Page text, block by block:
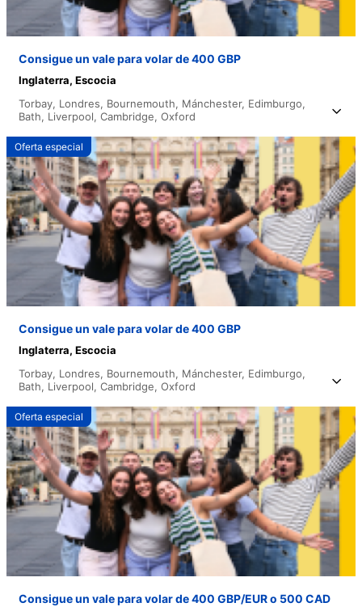
Consigue un vale para volar de 400 GBP
Inglaterra, Escocia
Torbay, Londres, Bournemouth, Mánchester, Edimburgo,
Bath, Liverpool, Cambridge, Oxford
Oferta especial
Consigue un vale para volar de 400 GBP
Inglaterra, Escocia
Torbay, Londres, Bournemouth, Mánchester, Edimburgo,
Bath, Liverpool, Cambridge, Oxford
Oferta especial
Consigue un vale para volar de 400 GBP/EUR o 500 CAD